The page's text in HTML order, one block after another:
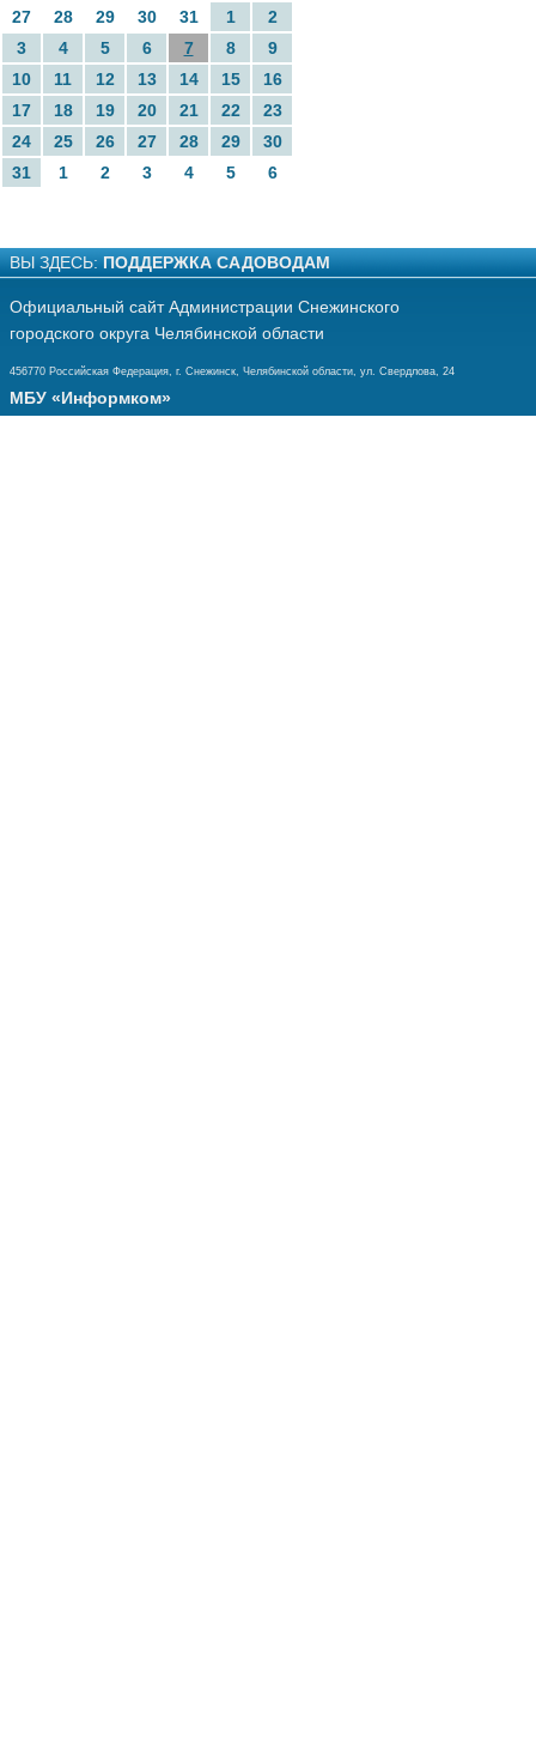
27 28 29 30 31 1
2
3
4 5 6 7 8
9
10
11 12 13 14 15
16
17
18 19 20 21 22
23
24
25 26 27 28 29
30
31
1 2 3 4 5 6
ВЫ ЗДЕСЬ: ПОДДЕРЖКА САДОВОДАМ
Официальный сайт Администрации Снежинского
городского округа Челябинской области
456770 Российская Федерация, г. Снежинск, Челябинской области, ул. Свердлова, 24
МБУ «Информком»